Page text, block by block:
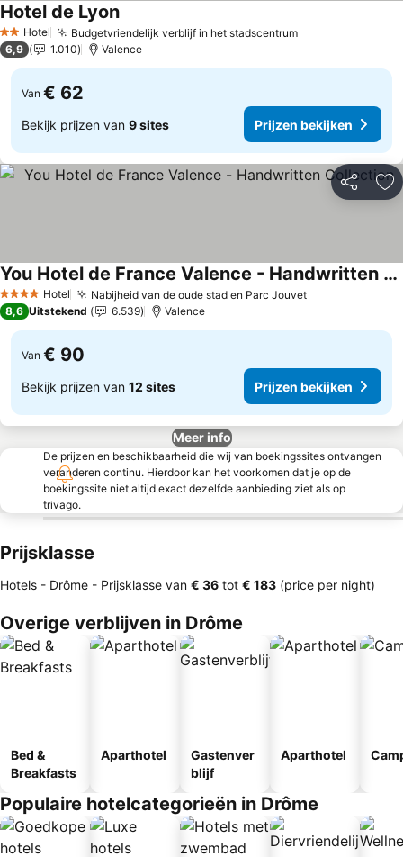
2 Sterren
Hotel Budgetvriendelijk verblijf in het stadscentrumPrijzen bekijken
Hotel de LyonPrijzen bekijken
6,9 1.010 Valence
Van € 62
Bekijk prijzen van 9 sites Prijzen bekijken
Delen
4 SterrenHotel Nabijheid van de oude stad en Parc JouvetPrijzen
You Hotel de France Valence - Handwritten Collection
Prijzen bekijken
8,6 Uitstekend 6.539 Valence
Van € 90
Bekijk prijzen van 12 sites Prijzen bekijken
Meer info
De prijzen en beschikbaarheid die wij van boekingssites ontvangen
veranderen continu. Hierdoor kan het voorkomen dat je op de
boekingssite niet altijd exact dezelfde aanbieding ziet als op
trivago.
Prijsklasse
Hotels - Drôme - Prijsklasse van ‎€ 36 tot ‎€ 183 (price per night)
Overige verblijven in Drôme
Bed &
Breakfasts
Aparthotel
Gastenver
blijf
Aparthotel
Populaire hotelcategorieën in Drôme